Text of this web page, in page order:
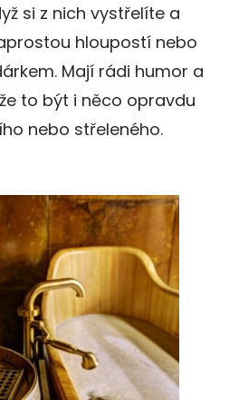
si z nich vystřelíte a
hloupostí nebo
Mají rádi humor a
to být i něco opravdu
nebo střeleného.